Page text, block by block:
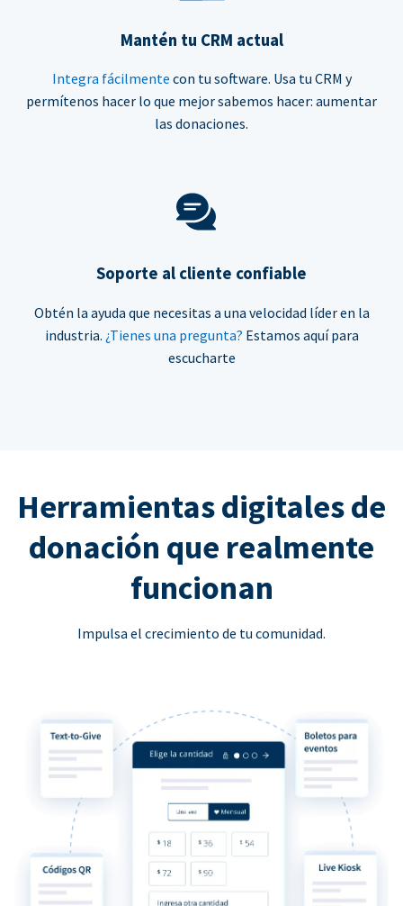
Mantén tu CRM actual
Integra fácilmente con tu software. Usa tu CRM y
permítenos hacer lo que mejor sabemos hacer: aumentar
las donaciones.
Soporte al cliente confiable
Obtén la ayuda que necesitas a una velocidad líder en la
industria. ¿Tienes una pregunta? Estamos aquí para
escucharte
Herramientas digitales de
donación que realmente
funcionan
Impulsa el crecimiento de tu comunidad.